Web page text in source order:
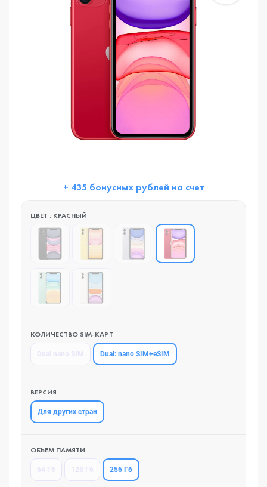
+ 435 бонусных рублей на счет
ЦВЕТ : КРАСНЫЙ
КОЛИЧЕСТВО SIM-КАРТ
Dual: nano SIM+eSIM
ВЕРСИЯ
Для других стран
ОБЪЕМ ПАМЯТИ
256 Гб